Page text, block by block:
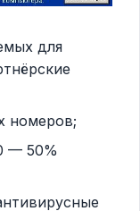
для
номеров;
— 50%